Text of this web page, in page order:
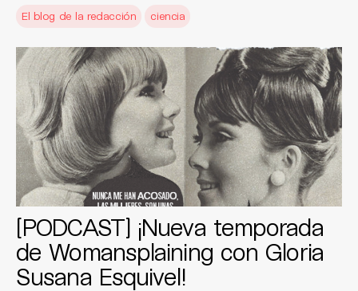
El blog de la redacción ciencia
[PODCAST] ¡Nueva temporada
de Womansplaining con Gloria
Susana Esquivel!